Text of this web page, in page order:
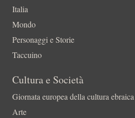
Italia
Mondo
Personaggi e Storie
Taccuino
Cultura e Società
Giornata europea della cultura ebraica
Arte